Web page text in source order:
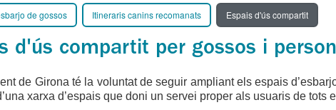
de gossos Itineraris canins recomanats Espais d'ús compartit
d'ús compartit per gossos i
de Girona té la voluntat de seguir ampliant els espais
xarxa d’espais que doni un servei proper als usuaris de tots